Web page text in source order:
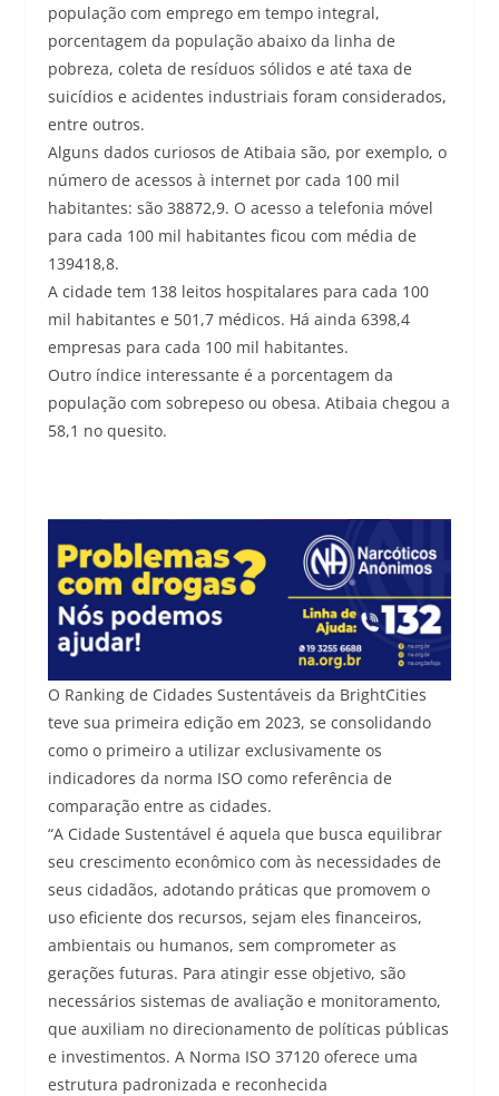
população com emprego em tempo integral,
porcentagem da população abaixo da linha de
pobreza, coleta de resíduos sólidos e até taxa de
suicídios e acidentes industriais foram considerados,
entre outros.
Alguns dados curiosos de Atibaia são, por exemplo, o
número de acessos à internet por cada 100 mil
habitantes: são 38872,9. O acesso a telefonia móvel
para cada 100 mil habitantes ficou com média de
139418,8.
A cidade tem 138 leitos hospitalares para cada 100
mil habitantes e 501,7 médicos. Há ainda 6398,4
empresas para cada 100 mil habitantes.
Outro índice interessante é a porcentagem da
população com sobrepeso ou obesa. Atibaia chegou a
58,1 no quesito.
O Ranking de Cidades Sustentáveis da BrightCities
teve sua primeira edição em 2023, se consolidando
como o primeiro a utilizar exclusivamente os
indicadores da norma ISO como referência de
comparação entre as cidades.
“A Cidade Sustentável é aquela que busca equilibrar
seu crescimento econômico com às necessidades de
seus cidadãos, adotando práticas que promovem o
uso eficiente dos recursos, sejam eles financeiros,
ambientais ou humanos, sem comprometer as
gerações futuras. Para atingir esse objetivo, são
necessários sistemas de avaliação e monitoramento,
que auxiliam no direcionamento de políticas públicas
e investimentos. A Norma ISO 37120 oferece uma
estrutura padronizada e reconhecida